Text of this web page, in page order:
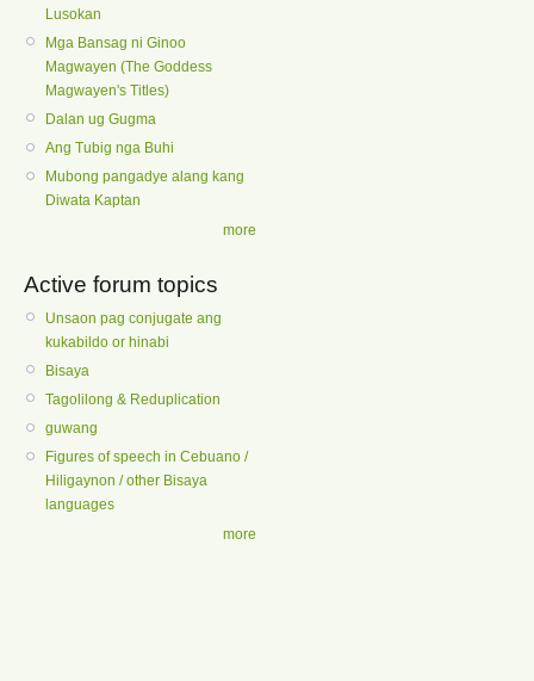
Lusokan
Mga Bansag ni Ginoo
Magwayen (The Goddess
Magwayen's Titles)
Dalan ug Gugma
Ang Tubig nga Buhi
Mubong pangadye alang kang
Diwata Kaptan
more
Active forum topics
Unsaon pag conjugate ang
kukabildo or hinabi
Bisaya
Tagolilong & Reduplication
guwang
Figures of speech in Cebuano /
Hiligaynon / other Bisaya
languages
more